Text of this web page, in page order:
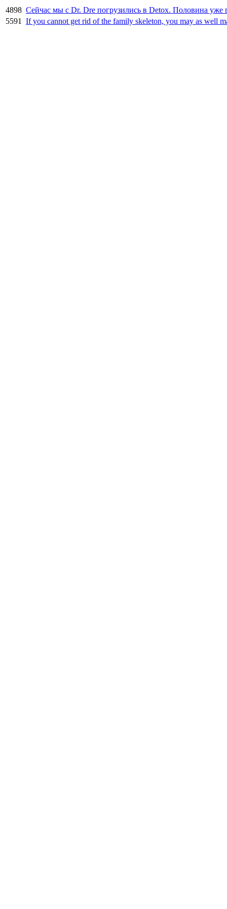
4898 Сейчас мы с Dr. Dre погрузились в Detox. Половина
5591
If you cannot get rid of the family skeleton, you may as well